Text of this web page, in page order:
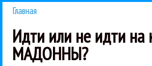
Главная
Идти или не идти на
МАДОННЫ?